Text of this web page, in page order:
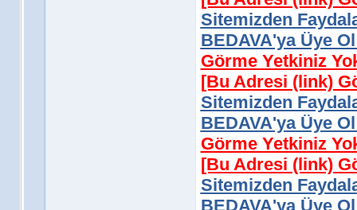
Sitemizden
BEDAVA'ya Üye
Görme Yetkiniz
[Bu Adresi (link)
Sitemizden
BEDAVA'ya Üye
Görme Yetkiniz
[Bu Adresi (link)
Sitemizden
BEDAVA'ya Üye